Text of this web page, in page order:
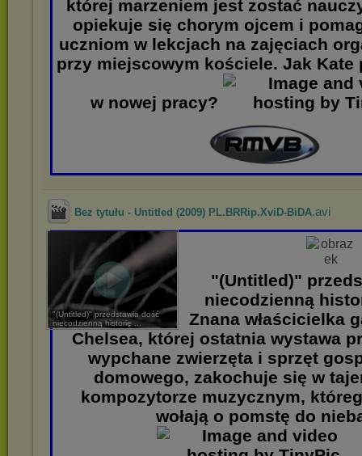
której marzeniem jest zostać
opiekuje się chorym ojcem i
uczniom w lekcjach na zajęciach
przy miejscowym kościele. Jak Kate
w nowej pracy?
Bez tytułu - Untitled (2009) PL.BRRip.XviD-BiDA.avi
"(Untitled)" przedstawia dość
niecodzienną historię ...
"(Untitled)"
niecodzienną
Znana właścicielka
Chelsea, której ostatnia wystawa
wypchane zwierzęta i sprzęt
domowego, zakochuje się w
kompozytorze muzycznym,
wołają o pomstę do